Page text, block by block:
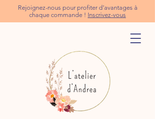
Rejoignez-nous pour profiter d’avantages à
chaque commande ! Inscrivez-vous